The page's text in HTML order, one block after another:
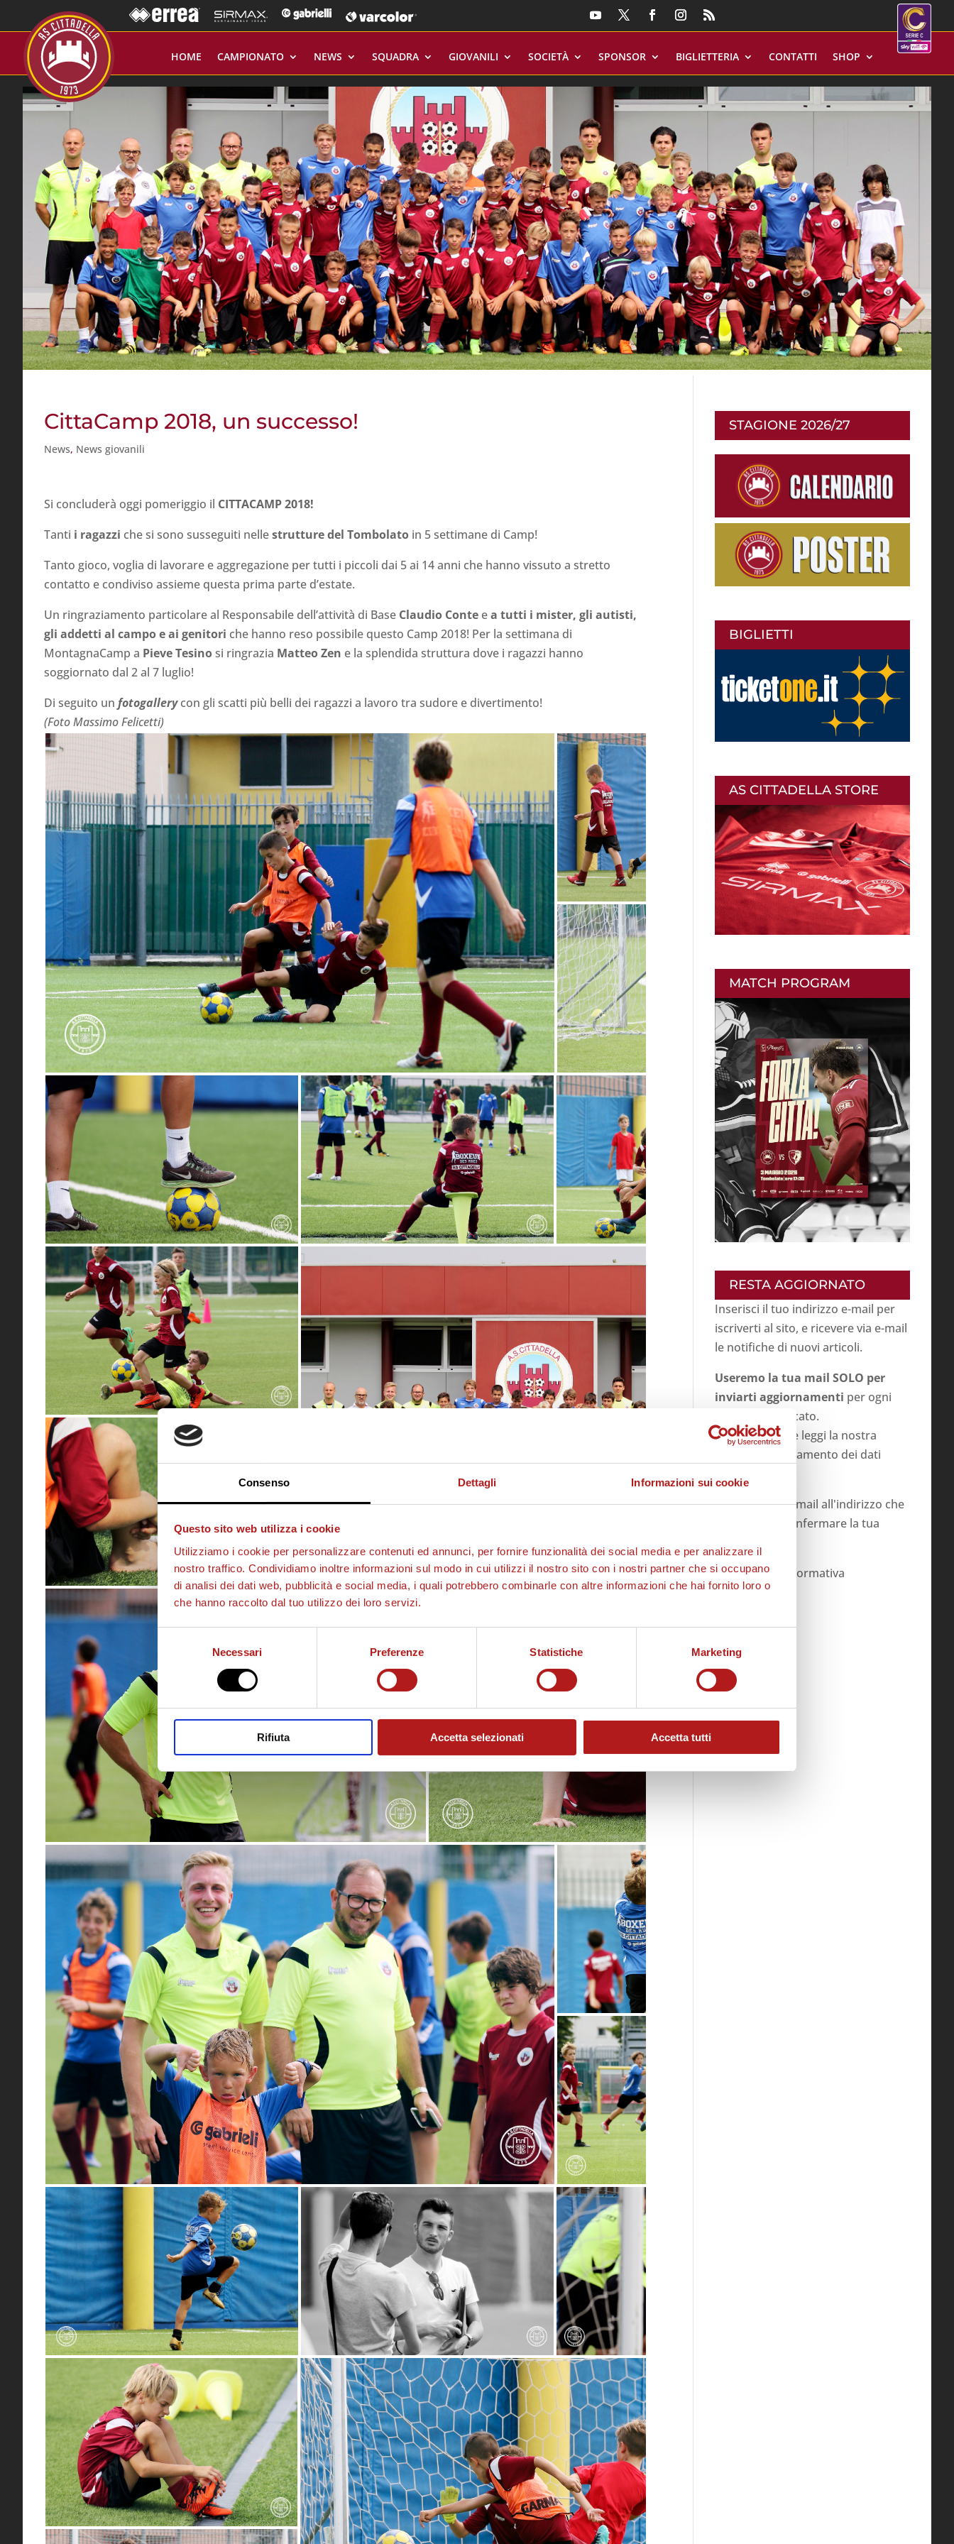
Consenso Dettagli Informazioni sui cookie
Questo sito web utilizza i cookie
Utilizziamo i cookie per personalizzare contenuti ed annunci, per fornire funzionalità dei social media e per analizzare il
nostro traffico. Condividiamo inoltre informazioni sul modo in cui utilizzi il nostro sito con i nostri partner che si occupano
di analisi dei dati web, pubblicità e social media, i quali potrebbero combinarle con altre informazioni che hai fornito loro o
che hanno raccolto dal tuo utilizzo dei loro servizi.
consenso
Necessari Preferenze Statistiche Marketing
Rifiuta Accetta selezionati Accetta tutti
HOME CAMPIONATO NEWS SQUADRA GIOVANILI SOCIETÀ SPONSOR BIGLIETTERIA CONTATTI SHOP
CittaCamp 2018, un successo!
News, News giovanili
Si concluderà oggi pomeriggio il CITTACAMP 2018!
Tanti i ragazzi che si sono susseguiti nellestrutture del Tombolato in 5 settimane di Camp!
Tanto gioco, voglia di lavorare e aggregazione per tutti i piccoli dai 5 ai 14 anni che hanno vissuto a stretto
contatto e condiviso assieme questa prima parte d’estate.
Un ringraziamento particolare al Responsabile dell’attività di Base Claudio Conte ea tutti i mister, gli autisti,
gli addetti al campo e ai genitori che hanno reso possibile questo Camp 2018! Per la settimana di
MontagnaCamp a Pieve Tesinosi ringrazia Matteo Zen e la splendida struttura dove i ragazzi hanno
soggiornato dal 2 al 7 luglio!
Di seguito un fotogallery con gli scatti più belli dei ragazzi a lavoro tra sudore e divertimento!
(Foto Massimo Felicetti)
STAGIONE 2026/27
BIGLIETTI
AS CITTADELLA STORE
MATCH PROGRAM
RESTA AGGIORNATO
Inserisci il tuo indirizzo e-mail per
iscriverti al sito, e ricevere via e-mail
le notifiche di nuovi articoli.
Useremo la tua mail SOLO per
inviarti aggiornamenti per ogni
articolo pubblicato.
Prima di inviare leggi la nostra
trattamento dei dati
Invieremo una mail all'indirizzo che
inserirai per confermare la tua
ho letto l'informativa